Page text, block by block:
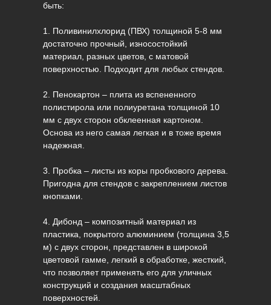
быть:
1. Поливинилхлорид (ПВХ) толщиной 5-8 мм
достаточно прочный, износостойкий
материал, разных цветов, с матовой
поверхностью. Подходит для любых стендов.
2. Пенокартон – плита из вспененного
полистирола или полиуретана толщиной 10
мм с двух сторон обклеенная картоном.
Основа из него самая легкая и в тоже время
надежная.
3. Пробка – листы из коры пробкового дерева.
Пригодна для стендов с закреплением листов
кнопками.
4. Дибонд – композитный материал из
пластика, покрытого алюминием (толщина 3,5
м) с двух сторон, представлен в широкой
цветовой гамме, легкий в обработке, жесткий,
что позволяет применять его для уличных
конструкций и создания масштабных
поверхностей.